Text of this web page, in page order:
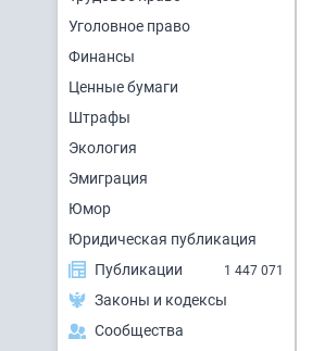
Уголовное право
Финансы
Ценные бумаги
Штрафы
Экология
Эмиграция
Юмор
Юридическая публикация
Публикации
1 447 071
Законы и кодексы
Сообщества